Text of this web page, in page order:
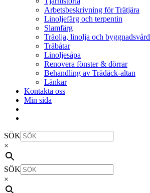
Arbetsbeskrivning för Trätjära
Linoljefärg och terpentin
Slamfärg
Träolja, linolja och byggnadsvård
Träbåtar
Linoljesåpa
Renovera fönster & dörrar
Behandling av Trädäck-altan
Länkar
Kontakta oss
Min sida
SÖK
×
SÖK
×